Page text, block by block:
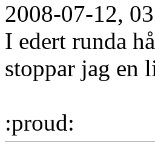
2008-07-12,
I edert runda
stoppar jag en
:proud: